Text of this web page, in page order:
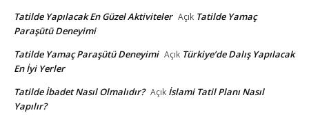
Tatilde Yapılacak En Güzel Aktiviteler Açık Tatilde Yamaç
Paraşütü Deneyimi
Tatilde Yamaç Paraşütü Deneyimi Açık Türkiye’de Dalış Yapılacak
En İyi Yerler
Tatilde İbadet Nasıl Olmalıdır? Açık İslami Tatil Planı Nasıl
Yapılır?